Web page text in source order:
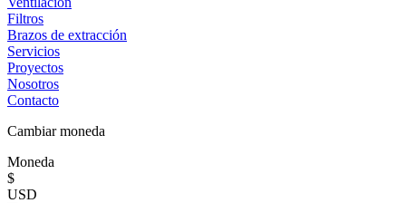
Filtros
Brazos de extracción
Servicios
Proyectos
Nosotros
Contacto
Cambiar moneda
Moneda
$
USD